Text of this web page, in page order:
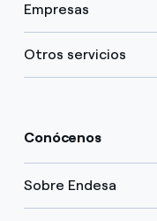
Empresas
Otros servicios
Conócenos
Sobre Endesa